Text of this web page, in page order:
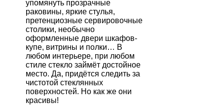
упомянуть прозрачные
раковины, яркие стулья,
претенциозные сервировочные
столики, необычно
оформленные двери шкафов-
купе, витрины и полки… В
любом интерьере, при любом
стиле стекло займёт достойное
место. Да, придётся следить за
чистотой стеклянных
поверхностей. Но как же они
красивы!